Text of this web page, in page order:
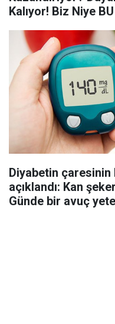
Kalıyor! Biz Niye
Diyabetin
açıklandı: Kan
Günde bir avuç